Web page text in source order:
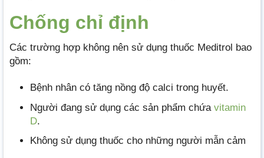
Chống chỉ định
Các trường hợp không nên sử dụng thuốc Meditrol bao
gồm:
Bệnh nhân có tăng nồng độ calci trong huyết.
Người đang sử dụng các sản phẩm chứa vitamin
D.
Không sử dụng thuốc cho những người mẫn cảm